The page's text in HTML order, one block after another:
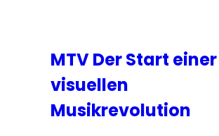
MTV Der Start einer
visuellen
Musikrevolution